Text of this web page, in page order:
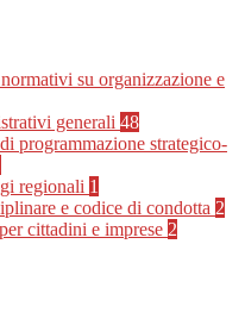
su organizzazione e
generali 48
programmazione strategico-
regionali 1
e codice di condotta 2
cittadini e imprese 2